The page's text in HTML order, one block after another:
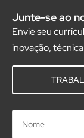
Junte-se ao
Envie seu
inovação,
Nome